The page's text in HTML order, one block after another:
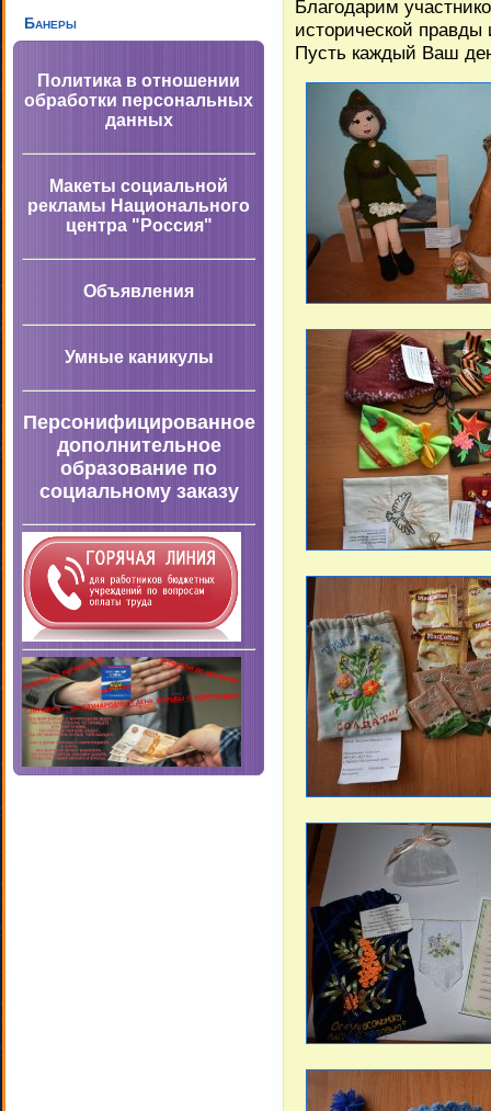
Банеры
Политика в отношении
обработки персональных
данных
Макеты социальной
рекламы Национального
центра "Россия"
Объявления
Умные каникулы
Персонифицированное
дополнительное
образование по
социальному заказу
Благодарим
исторической
Пусть каждый Ваш